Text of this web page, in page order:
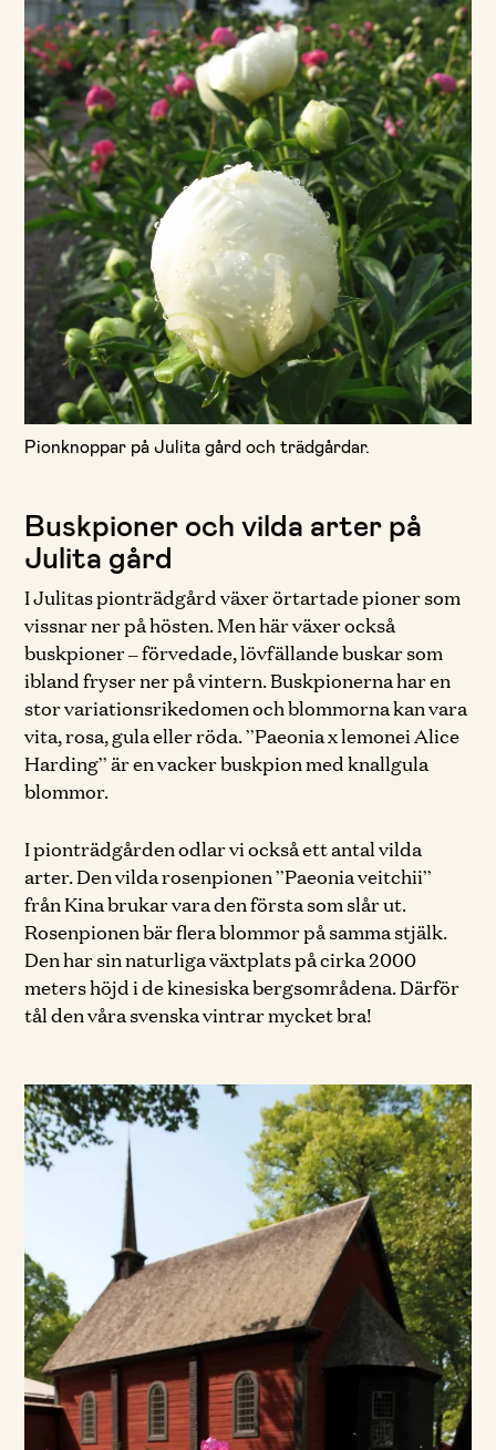
Pionknoppar på Julita gård och trädgårdar.
Buskpioner och vilda arter på
Julita gård
I Julitas pionträdgård växer örtartade pioner som
vissnar ner på hösten. Men här växer också
buskpioner – förvedade, lövfällande buskar som
ibland fryser ner på vintern. Buskpionerna har en
stor variationsrikedomen och blommorna kan vara
vita, rosa, gula eller röda. ”Paeonia x lemonei Alice
Harding” är en vacker buskpion med knallgula
blommor.
I pionträdgården odlar vi också ett antal vilda
arter. Den vilda rosenpionen ”Paeonia veitchii”
från Kina brukar vara den första som slår ut.
Rosenpionen bär flera blommor på samma stjälk.
Den har sin naturliga växtplats på cirka 2000
meters höjd i de kinesiska bergsområdena. Därför
tål den våra svenska vintrar mycket bra!